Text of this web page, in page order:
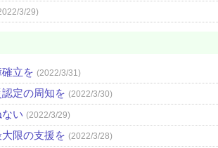
3/29)
立を (2022/3/31)
定の周知を (2022/3/30)
い (2022/3/29)
限の支援を (2022/3/28)